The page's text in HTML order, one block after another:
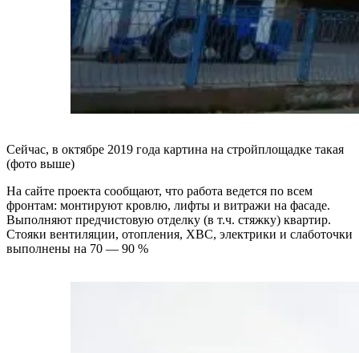
Сейчас, в октябре 2019 года картина на стройплощадке такая
(фото выше)
На сайте проекта сообщают, что работа ведется по всем
фронтам: монтируют кровлю, лифты и витражи на фасаде.
Выполняют предчистовую отделку (в т.ч. стяжку) квартир.
Стояки вентиляции, отопления, ХВС, электрики и слаботочки
выполнены на 70 — 90 %